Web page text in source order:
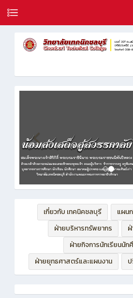
เกี่ยวกับ เทคนิคชลบุรี
แผน
ฝ่ายบริหารทรัพยากร
ฝ่ายกิจการนักเรียนนัก
ฝ่ายยุทธศาสตร์และแผนงาน